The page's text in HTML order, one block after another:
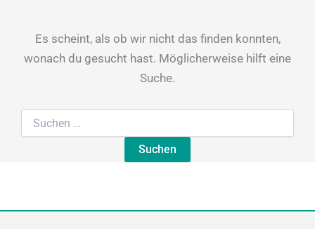
Es scheint, als ob wir nicht das finden konnten,
wonach du gesucht hast. Möglicherweise hilft eine
Suche.